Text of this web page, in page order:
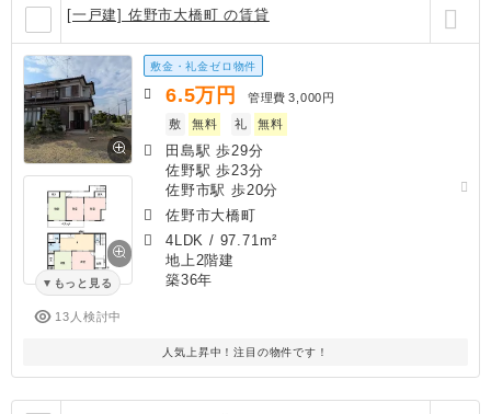
[一戸建] 佐野市大橋町 の賃貸
もっと見る
13人検討中
敷金・礼金ゼロ物件
6.5万円 管理費 3,000円
敷
無料 礼 無料
田島駅 歩29分
佐野駅 歩23分
佐野市駅 歩20分
佐野市大橋町
4LDK / 97.71m²
地上2階建
築36年
人気上昇中！注目の物件です！